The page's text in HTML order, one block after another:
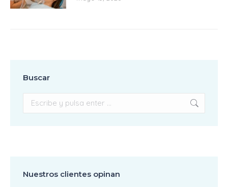
Buscar
Nuestros clientes opinan